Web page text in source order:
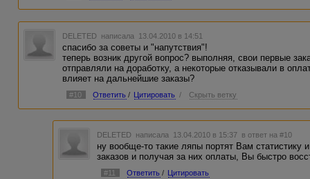
DELETED написала 13.04.2010 в 14:51
спасибо за советы и "напутствия"!
теперь возник другой вопрос? выполняя, свои первые
отправляли на доработку, а некоторые отказывали в
влияет на дальнейшие заказы?
#10 Ответить / Цитировать / Скрыть ветку
DELETED написала 13.04.2010 в 15:37 в ответ на #10
ну вообще-то такие ляпы портят Вам
заказов и получая за них оплаты, Вы быстро
#11 Ответить / Цитировать